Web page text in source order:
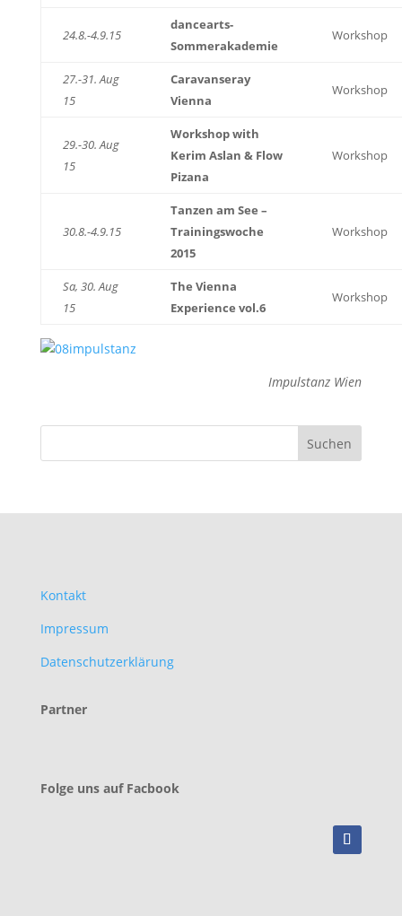
24.8.-4.9.15
dancearts-
Sommerakademie
Workshop
27.-31. Aug
15
Caravanseray
Vienna
Workshop
29.-30. Aug
15
Workshop with
Kerim Aslan & Flow
Pizana
Workshop
30.8.-4.9.15
Tanzen am See –
Trainingswoche
2015
Workshop
Sa, 30. Aug
15
The Vienna
Experience vol.6
Workshop
Impulstanz Wien
Kontakt
Impressum
Datenschutzerklärung
Partner
Folge uns auf Facbook